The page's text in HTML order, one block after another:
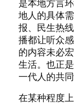
是本地方言
地人的具体
报、民生热
播都让听众
的内容未必
生活。也正
一代人的共同
在某种程度